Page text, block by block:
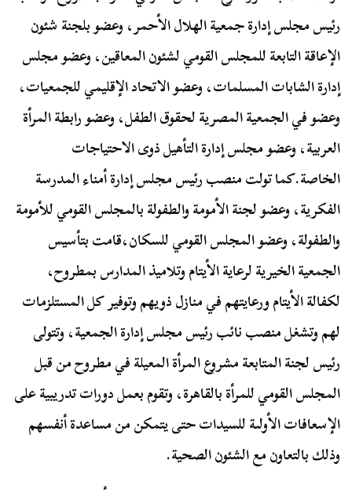
رئيس مجلس إدارة جمعية الهلال الأحمر، وعضو بلجنة شئون
الإعاقة التابعة للمجلس القومي لشئون المعاقين، وعضو مجلس
إدارة الشابات المسلمات، وعضو الاتحاد الإقليمي للجمعيات،
وعضو في الجمعية المصرية لحقوق الطفل، وعضو رابطة المرأة
العربية، وعضو مجلس إدارة التأهيل ذوى الاحتياجات
الخاصة.كما تولت منصب رئيس مجلس إدارة أمناء المدرسة
الفكرية، وعضو لجنة الأمومة والطفولة بالمجلس القومي للأمومة
والطفولة، وعضو المجلس القومي للسكان،قامت بتأسيس
الجمعية الخيرية لرعاية الأيتام وتلاميذ المدارس بمطروح،
لكفالة الأيتام ورعايتهم في منازل ذويهم وتوفير كل المستلزمات
لهم وتشغل منصب نائب رئيس مجلس إدارة الجمعية، وتتولى
رئيس لجنة المتابعة مشروع المرأة المعيلة في مطروح من قبل
المجلس القومي للمرأة بالقاهرة، وتقوم بعمل دورات تدريبية على
الإسعافات الأولىة للسيدات حتى يتمكن من مساعدة أنفسهم
وذلك بالتعاون مع الشئون الصحية.